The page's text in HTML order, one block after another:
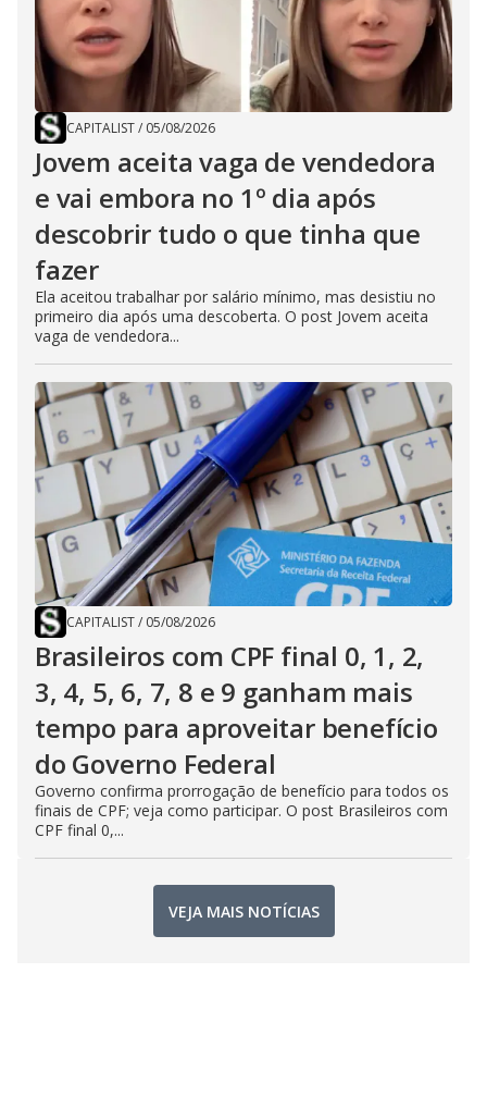
CAPITALIST/ 05/08/2026
Jovem aceita vaga de vendedora
e vai embora no 1º dia após
descobrir tudo o que tinha que
fazer
Ela aceitou trabalhar por salário mínimo, mas desistiu no
primeiro dia após uma descoberta. O post Jovem aceita
vaga de vendedora...
CAPITALIST/ 05/08/2026
Brasileiros com CPF final 0, 1, 2,
3, 4, 5, 6, 7, 8 e 9 ganham mais
tempo para aproveitar benefício
do Governo Federal
Governo confirma prorrogação de benefício para todos os
finais de CPF; veja como participar. O post Brasileiros com
CPF final 0,...
VEJA MAIS NOTÍCIAS